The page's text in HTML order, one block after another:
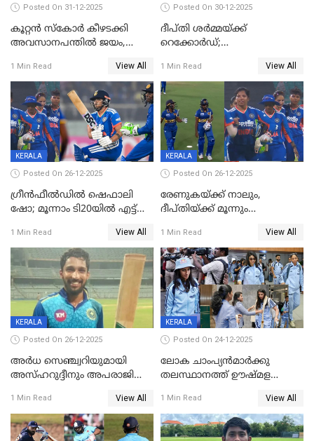
Posted On 31-12-2025
കൂറ്റൻ സ്കോർ കീഴടക്കി
അവസാനപന്തിൽ ജയം,
1 Min Read View All
Posted On 30-12-2025
ദീപ്തി ശർമ്മയ്ക്ക്
റെക്കോർഡ്;
ടി20 പരമ്പര തൂത്തുവാരി
ഇന്ത്യ
1 Min Read View All
KERALA
Posted On 26-12-2025
ഗ്രീന്‍ഫീല്‍ഡില്‍ ഷെഫാലി
ഷോ; മൂന്നാം ടി20യിൽ എട്ട്
വനിതകള്‍ക്കെതിരായ ടി20
പരമ്പര ഇന്ത്യക്ക്
1 Min Read View All
KERALA
Posted On 26-12-2025
രേണുകയ്ക്ക് നാലും,
ദീപ്തിയ്ക്ക് മൂന്നും
ടി20യിലും ശ്രീലങ്കയ്ക്ക്
ബാറ്റിംഗ് തകര്‍ച്ച; ഇന്ത്യയ്ക്ക്
വിജയലക്ഷ്യം 113 റൺസ്
1 Min Read View All
KERALA
Posted On 26-12-2025
അർധ സെഞ്ച്വറിയുമായി
അസ്ഹറുദ്ദീനും അപരാജിതും
റൺസ് വിജയലക്ഷ്യമുയർത്തി
കേരളം
1 Min Read View All
KERALA
Posted On 24-12-2025
ലോക ചാംപ്യൻമാർക്കു
തലസ്ഥാനത്ത് ഊഷ്മള
മത്സരം ജയിച്ചാൽ ഇന്ത്യയ്ക്കു
പരമ്പര
1 Min Read View All